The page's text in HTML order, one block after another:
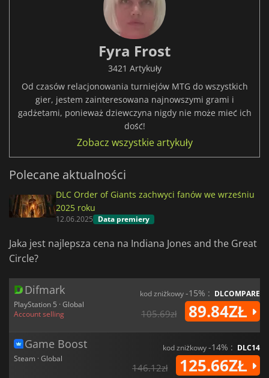
Fyra Frost
3421 Artykuły
Od czasów relacjonowania turniejów MTG do wszystkich
gier, jestem zainteresowana najnowszymi grami i
gadżetami, ponieważ dziewczyna nigdy nie może mieć ich
dość!
Zobacz wszystkie artykuły
Polecane aktualności
DLC Order of Giants zachwyci fanów we wrześniu
2025 roku
12.06.2025 Data premiery
Jaka jest najlepsza cena na Indiana Jones and the Great
Circle?
Difmark
PlayStation 5 · Global
Account selling
kod zniżkowy-15% : DLCOMPARE
105.69zł 89.84ZŁ
Game Boost
Steam · Global
kod zniżkowy-14% : DLC14
146.12zł 125.66ZŁ